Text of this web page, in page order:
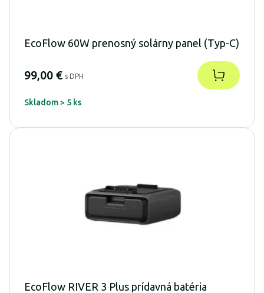
EcoFlow 60W prenosný solárny panel (Typ-C)
99,00 € s DPH
Skladom > 5 ks
EcoFlow RIVER 3 Plus prídavná batéria